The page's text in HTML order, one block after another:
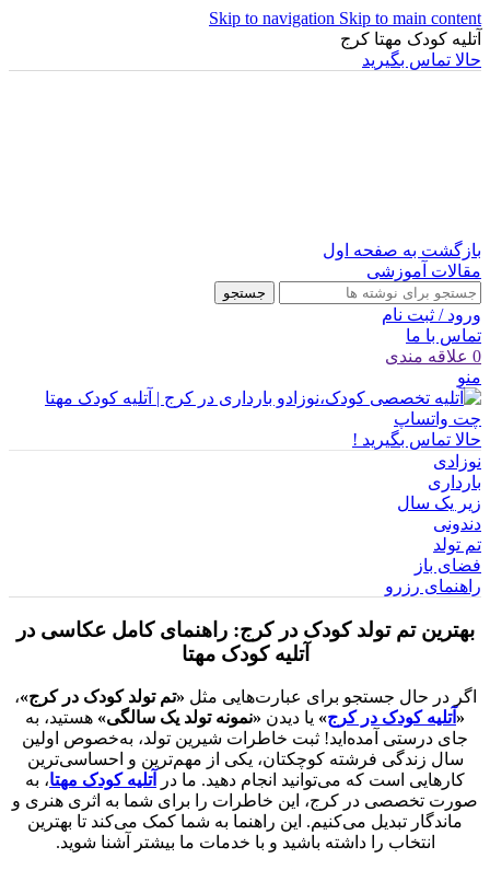
Skip to navigation Skip to main content
آتلیه کودک مهتا کرج
حالا تماس بگیرید
بازگشت به صفحه اول
مقالات آموزشی
جستجو
ورود / ثبت نام
تماس با ما
0 علاقه مندی
منو
چت واتساپ
حالا تماس بگیرید !
نوزادی
بارداری
زیر یک سال
دندونی
تم تولد
فضای باز
راهنمای رزرو
بهترین تم تولد کودک در کرج: راهنمای کامل عکاسی در
آتلیه کودک مهتا
اگر در حال جستجو برای عبارت‌هایی مثل «تم تولد کودک در کرج»،
«آتلیه کودک در کرج» یا دیدن «نمونه تولد یک سالگی» هستید، به
جای درستی آمده‌اید! ثبت خاطرات شیرین تولد، به‌خصوص اولین
سال زندگی فرشته کوچکتان، یکی از مهم‌ترین و احساسی‌ترین
کارهایی است که می‌توانید انجام دهید. ما در
آتلیه کودک مهتا، به
صورت تخصصی در کرج، این خاطرات را برای شما به اثری هنری و
ماندگار تبدیل می‌کنیم. این راهنما به شما کمک می‌کند تا بهترین
انتخاب را داشته باشید و با خدمات ما بیشتر آشنا شوید.